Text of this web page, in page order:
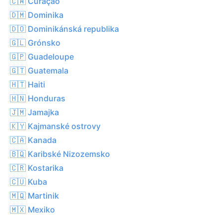
🇩🇲 Dominika
🇩🇴 Dominikánská republika
🇬🇱 Grónsko
🇬🇵 Guadeloupe
🇬🇹 Guatemala
🇭🇹 Haiti
🇭🇳 Honduras
🇯🇲 Jamajka
🇰🇾 Kajmanské ostrovy
🇨🇦 Kanada
🇧🇶 Karibské Nizozemsko
🇨🇷 Kostarika
🇨🇺 Kuba
🇲🇶 Martinik
🇲🇽 Mexiko